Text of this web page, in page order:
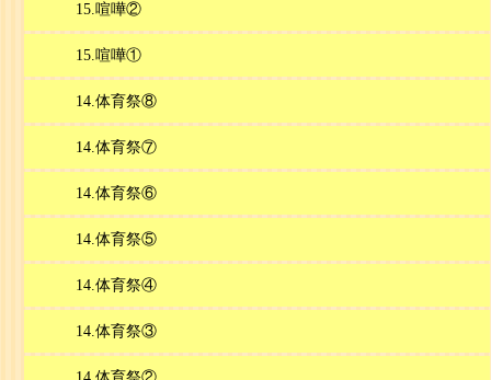
15.喧嘩②
15.喧嘩①
14.体育祭⑧
14.体育祭⑦
14.体育祭⑥
14.体育祭⑤
14.体育祭④
14.体育祭③